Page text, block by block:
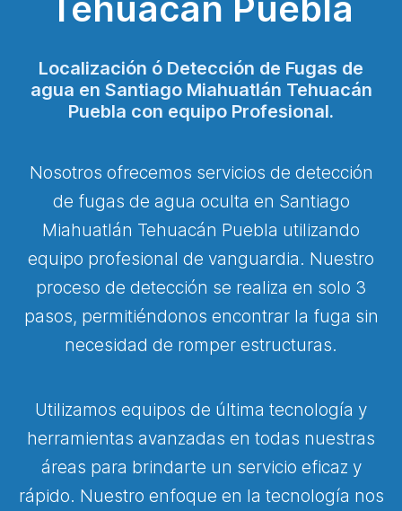
Localización ó Detección de Fugas de
agua en Santiago Miahuatlán Tehuacán
Puebla con equipo Profesional.
Nosotros ofrecemos servicios de detección
de fugas de agua oculta en Santiago
Miahuatlán Tehuacán Puebla utilizando
equipo profesional de vanguardia. Nuestro
proceso de detección se realiza en solo 3
pasos, permitiéndonos encontrar la fuga sin
necesidad de romper estructuras.
Utilizamos equipos de última tecnología y
herramientas avanzadas en todas nuestras
áreas para brindarte un servicio eficaz y
rápido. Nuestro enfoque en la tecnología nos